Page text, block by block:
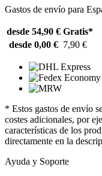
Gastos de envío para
desde 54,90 € Gratis*
desde 0,00 € 7,90 €
* Estos gastos de envío
costes adicionales, por
características de los
directamente en la
Ayuda y Soporte